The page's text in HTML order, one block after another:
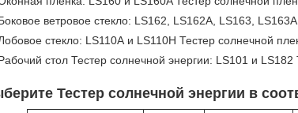
ветровое стекло: LS162, LS162A, LS163,
стекло: LS110A и LS110H Тестер солнечной
стол Тестер солнечной энергии: LS101 и LS182
Тестер солнечной энергии в